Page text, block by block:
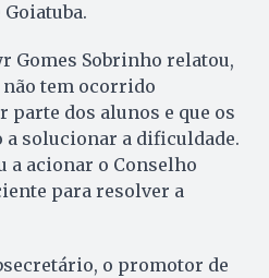
Gomes Sobrinho relatou,
não tem ocorrido
parte dos alunos e que os
solucionar a dificuldade.
a acionar o Conselho
para resolver a
o promotor de